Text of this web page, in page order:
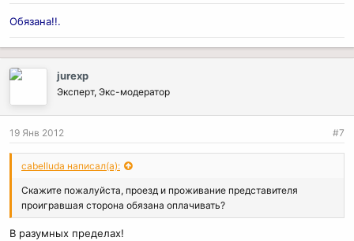
Обязана!!.
jurexp
Эксперт, Экс-модератор
19 Янв 2012 #7
cabelluda написал(а):
Скажите пожалуйста, проезд и проживание представителя
проигравшая сторона обязана оплачивать?
В разумных пределах!